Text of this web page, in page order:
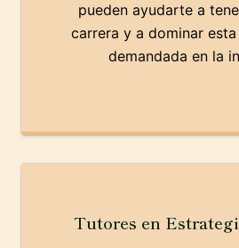
pueden ayudarte a
carrera y a dominar
demandada en la
Tutores en